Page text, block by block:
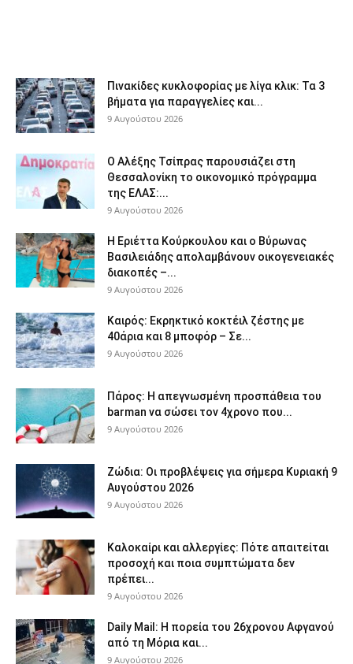
Πινακίδες κυκλοφορίας με λίγα κλικ: Τα 3
βήματα για παραγγελίες και...
9 Αυγούστου 2026
Ο Αλέξης Τσίπρας παρουσιάζει στη
Θεσσαλονίκη το οικονομικό πρόγραμμα
της ΕΛΑΣ:...
9 Αυγούστου 2026
Η Εριέττα Κούρκουλου και ο Βύρωνας
Βασιλειάδης απολαμβάνουν οικογενειακές
διακοπές –...
9 Αυγούστου 2026
Καιρός: Εκρηκτικό κοκτέιλ ζέστης με
40άρια και 8 μποφόρ – Σε...
9 Αυγούστου 2026
Πάρος: Η απεγνωσμένη προσπάθεια του
barman να σώσει τον 4χρονο που...
9 Αυγούστου 2026
Ζώδια: Οι προβλέψεις για σήμερα Κυριακή 9
Αυγούστου 2026
9 Αυγούστου 2026
Καλοκαίρι και αλλεργίες: Πότε απαιτείται
προσοχή και ποια συμπτώματα δεν
πρέπει...
9 Αυγούστου 2026
Daily Mail: Η πορεία του 26χρονου Αφγανού
από τη Μόρια και...
9 Αυγούστου 2026